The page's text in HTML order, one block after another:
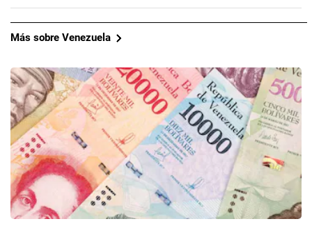
Más sobre Venezuela